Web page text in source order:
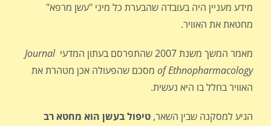
מידע מעניין היה בעובדה שהבערת כל מיני "עשן מרפא"
מחטאת את האוויר.
מאמר המשך משנת 2007 שהתפרסם בעתון המדעי
Journal
of Ethnopharmacology מסכם שהפעולה אכן מטהרת את
האוויר בחלל בו היא נעשית.
הגיע למסקנה שבין השאר, טיפול בעשן הוא מחטא רב